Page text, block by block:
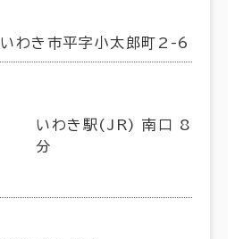
いわき市平字小太郎町2-6
いわき駅(JR) 南口 8
分